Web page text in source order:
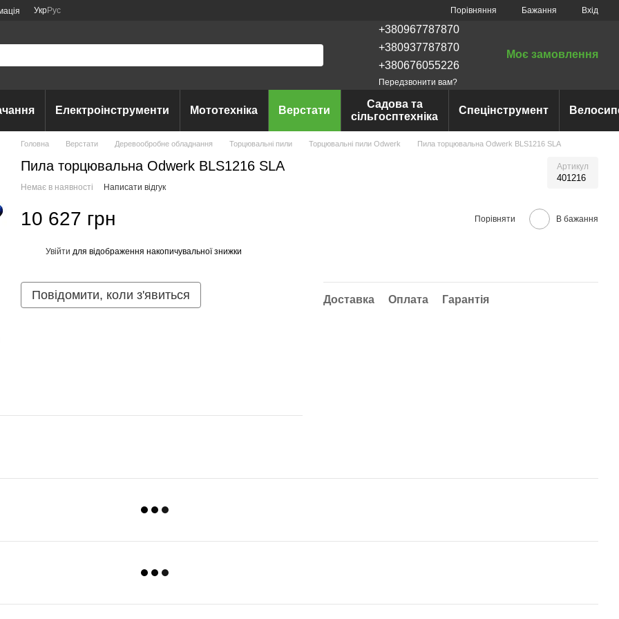
УкрРус Порівняння Бажання Вхід
+380967787870
+380937787870
+380676055226
Передзвонити вам?
Моє замовлення
Електроінструменти Мототехніка Верстати
Садова та
сільгосптехніка
Спецінструмент
Головна Верстати Деревообробне обладнання Торцювальні пили Торцювальні пили Odwerk Пила торцювальна Odwerk BLS1216 SLA
Пила торцювальна Odwerk BLS1216 SLA Артикул
401216
Немає в наявності Написати відгук
10 627 грн Порівняти В бажання
Увійти для відображення накопичувальної знижки
Повідомити, коли з'явиться Доставка Оплата Гарантія